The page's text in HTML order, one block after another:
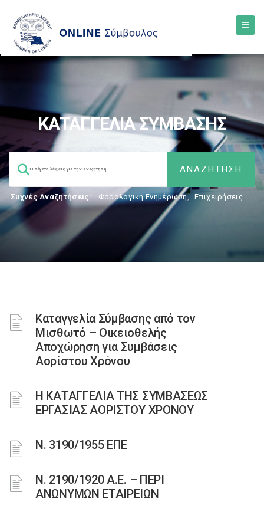
ΚΑΤΑΓΓΕΛΙΑ ΣΥΜΒΑΣΗΣ
Συχνές Αναζητήσεις: Φορολογικη Ενημέρωση, Επιχειρήσεις
Καταγγελία Σύμβασης από τον
Μισθωτό – Οικειοθελής
Αποχώρηση για Συμβάσεις
Αορίστου Χρόνου
Η ΚΑΤΑΓΓΕΛΙΑ ΤΗΣ ΣΥΜΒΑΣΕΩΣ
ΕΡΓΑΣΙΑΣ ΑΟΡΙΣΤΟΥ ΧΡΟΝΟΥ
Ν. 3190/1955 ΕΠΕ
Ν. 2190/1920 Α.Ε. – ΠΕΡΙ
ΑΝΩΝΥΜΩΝ ΕΤΑΙΡΕΙΩΝ